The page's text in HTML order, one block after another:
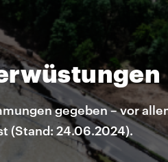
gegeben – vor
(Stand: 24.06.2024).